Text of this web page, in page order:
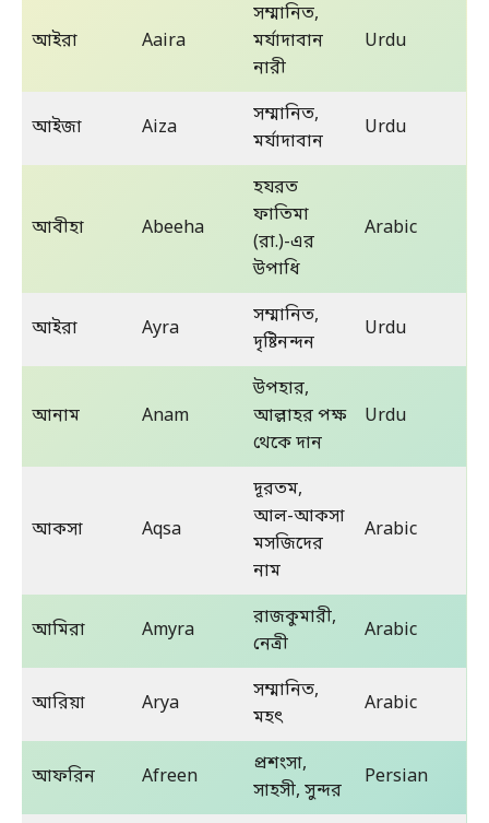
আইরা Aaira
সম্মানিত,
মর্যাদাবান
নারী
Urdu
আইজা Aiza
সম্মানিত,
মর্যাদাবান
Urdu
আবীহা Abeeha
হযরত
ফাতিমা
(রা.)-এর
উপাধি
Arabic
আইরা Ayra
সম্মানিত,
দৃষ্টিনন্দন
Urdu
আনাম Anam
উপহার,
আল্লাহর পক্ষ
থেকে দান
Urdu
আকসা Aqsa
দূরতম,
আল-আকসা
মসজিদের
নাম
Arabic
আমিরা Amyra
রাজকুমারী,
নেত্রী
Arabic
আরিয়া Arya
সম্মানিত,
মহৎ
Arabic
আফরিন Afreen
প্রশংসা,
সাহসী, সুন্দর
Persian